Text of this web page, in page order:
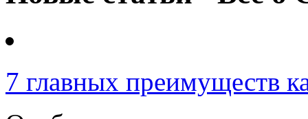
7 главных преимуществ